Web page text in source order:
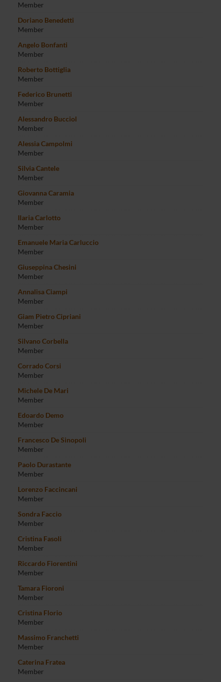
Member
Doriano Benedetti
Member
Angelo Bonfanti
Member
Roberto Bottiglia
Member
Federico Brunetti
Member
Alessandro Bucciol
Member
Alessia Campolmi
Member
Silvia Cantele
Member
Giovanna Caramia
Member
Ilaria Carlotto
Member
Emanuele Maria Carluccio
Member
Giuseppina Chesini
Member
Annalisa Ciampi
Member
Giam Pietro Cipriani
Member
Silvano Corbella
Member
Corrado Corsi
Member
Michele De Mari
Member
Edoardo Demo
Member
Francesco De Sinopoli
Member
Paolo Durastante
Member
Lorenzo Faccincani
Member
Sondra Faccio
Member
Cristina Fasoli
Member
Riccardo Fiorentini
Member
Tamara Fioroni
Member
Cristina Florio
Member
Massimo Franchetti
Member
Caterina Fratea
Member